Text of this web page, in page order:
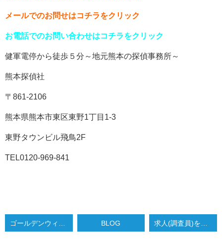
メールでのお問せはコチラをクリック
お電話でのお問い合わせはコチラをクリック
健軍電停から徒歩５分～地元熊本の探偵事務所～
熊本探偵社
〒861-2106
熊本県熊本市東区東野1丁目1-3
東野タウンビル飛鳥2F
TEL0120-969-841
BLOG